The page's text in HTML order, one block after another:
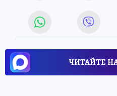
ЧИТАЙТЕ